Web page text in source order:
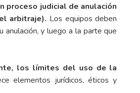
proceso judicial de anulación
arbitraje). Los equipos deben
anulación, y luego a la parte que
los límites del uso de la
elementos jurídicos, éticos y